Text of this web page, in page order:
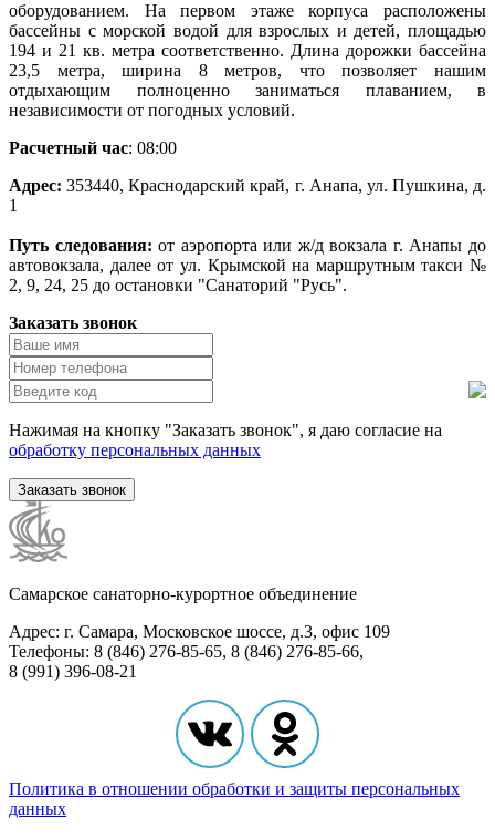
оборудованием. На первом этаже корпуса расположены
бассейны с морской водой для взрослых и детей, площадью
194 и 21 кв. метра соответственно. Длина дорожки бассейна
23,5 метра, ширина 8 метров, что позволяет нашим
отдыхающим полноценно заниматься плаванием, в
независимости от погодных условий.
Расчетный час: 08:00
Адрес: 353440, Краснодарский край, г. Анапа, ул. Пушкина, д.
1
Путь следования: от аэропорта или ж/д вокзала г. Анапы до
автовокзала, далее от ул. Крымской на маршрутным такси №
2, 9, 24, 25 до остановки "Санаторий "Русь".
Заказать звонок
Нажимая на кнопку "Заказать звонок", я даю согласие на
обработку персональных данных
Заказать звонок
Самарское санаторно-курортное объединение
Адрес: г. Самара, Московское шоссе, д.3, офис 109
Телефоны: 8 (846) 276-85-65, 8 (846) 276-85-66,
8 (991) 396-08-21
Политика в отношении обработки и защиты персональных
данных